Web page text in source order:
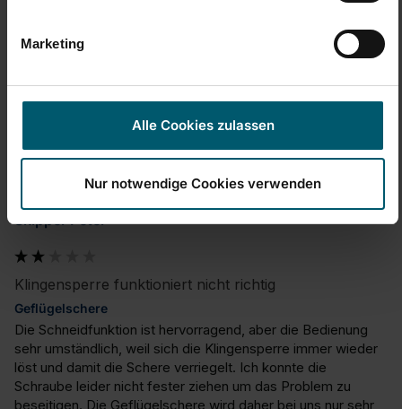
Marketing
Alle Cookies zulassen
Nur notwendige Cookies verwenden
Ordenar
Producto Opiniones Preguntas
Skipper Peter
Klingensperre funktioniert nicht richtig
Geflügelschere
Die Schneidfunktion ist hervorragend, aber die Bedienung
sehr umständlich, weil sich die Klingensperre immer wieder
löst und damit die Schere verriegelt. Ich konnte die
Schraube leider nicht fester ziehen um das Problem zu
beseitigen. Die Geflügelschere wird daher bei uns nur sehr